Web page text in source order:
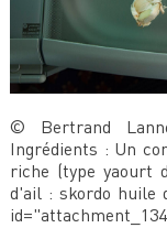
© Bertrand
Ingrédients : Un
riche (type yaourt
d'ail : skordo huile